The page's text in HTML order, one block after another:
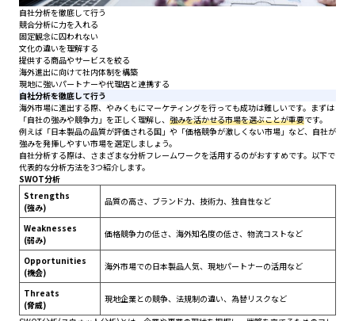
自社分析を徹底して行う
競合分析に力を入れる
固定観念に囚われない
文化の違いを理解する
提供する商品やサービスを絞る
海外進出に向けて社内体制を構築
現地に強いパートナーや代理店と連携する
自社分析を徹底して行う
海外市場に進出する際、やみくもにマーケティングを行っても成功は難しいです。まずは
「自社の強みや競争力」を正しく理解し、 強みを活かせる市場を選ぶことが重要です。
例えば「日本製品の品質が評価される国」や「価格競争が激しくない市場」など、自社が
強みを発揮しやすい市場を選定しましょう。
自社分析する際は、さまざまな分析フレームワークを活用するのがおすすめです。以下で
代表的な分析方法を3つ紹介します。
SWOT分析
Strengths
(強み)
品質の高さ、ブランド力、技術力、独自性など
Weaknesses
(弱み)
価格競争力の低さ、海外知名度の低さ、物流コストなど
Opportunities
(機会)
海外市場での日本製品人気、現地パートナーの活用など
Threats
(脅威)
現地企業との競争、法規制の違い、為替リスクなど